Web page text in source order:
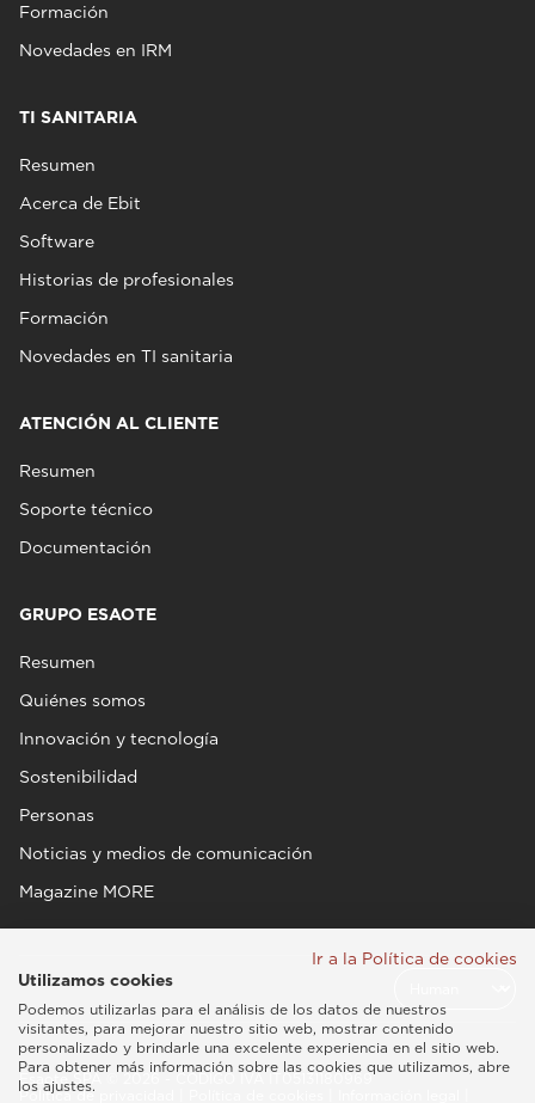
Formación
Novedades en IRM
TI SANITARIA
Resumen
Acerca de Ebit
Software
Historias de profesionales
Formación
Novedades en TI sanitaria
ATENCIÓN AL CLIENTE
Resumen
Soporte técnico
Documentación
GRUPO ESAOTE
Resumen
Quiénes somos
Innovación y tecnología
Sostenibilidad
Personas
Noticias y medios de comunicación
Magazine MORE
Esaote SPA © 2026 - CÓDIGO IVA IT05131180969
Política de privacidad
Ir a la Política de cookies
Utilizamos cookies
Podemos utilizarlas para el análisis de los datos de nuestros
visitantes, para mejorar nuestro sitio web, mostrar contenido
personalizado y brindarle una excelente experiencia en el sitio web.
Para obtener más información sobre las cookies que utilizamos, abre
los ajustes.